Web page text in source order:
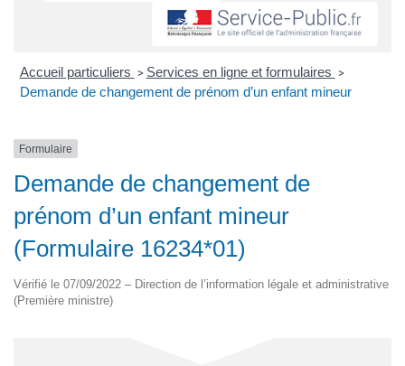
Accueil particuliers > Services en ligne et formulaires >
Demande de changement de prénom d’un enfant mineur
Formulaire
Demande de changement de
prénom d’un enfant mineur
(Formulaire 16234*01)
Vérifié le 07/09/2022 – Direction de l’information légale et administrative
(Première ministre)